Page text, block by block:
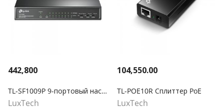
442,800
TL-SF1009P 9-портовый настольный 10/100 Мбит/с коммутатор с 8 портами PoE+
LuxTech
104,550.00
TL-POE10R Сплиттер PoE
LuxTech